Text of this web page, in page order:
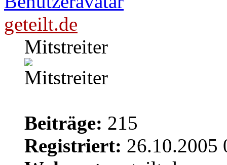
geteilt.de
Mitstreiter
Beiträge: 215
Registriert: 26.10.2005